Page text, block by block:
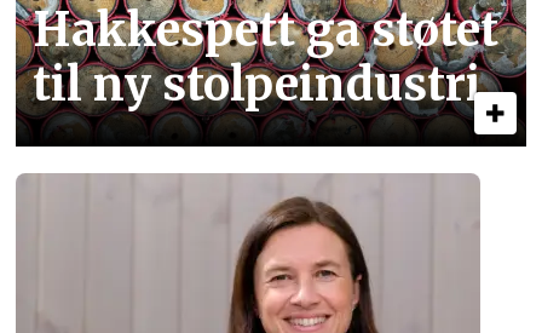
Hakkespett ga støtet
til ny stolpe­industri